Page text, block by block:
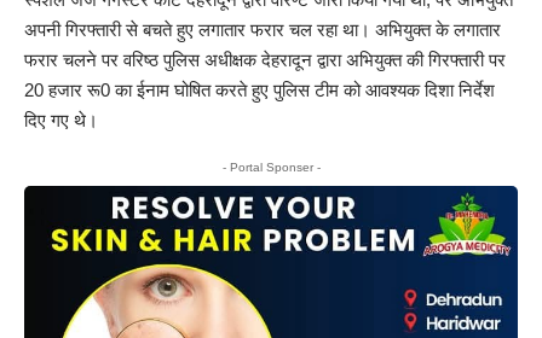
अपनी गिरफ्तारी से बचते हुए लगातार फरार चल रहा था। अभियुक्त के लगातार
फरार चलने पर वरिष्ठ पुलिस अधीक्षक देहरादून द्वारा अभियुक्त की गिरफ्तारी पर
20 हजार रू0 का ईनाम घोषित करते हुए पुलिस टीम को आवश्यक दिशा निर्देश
दिए गए थे।
- Portal Sponser -